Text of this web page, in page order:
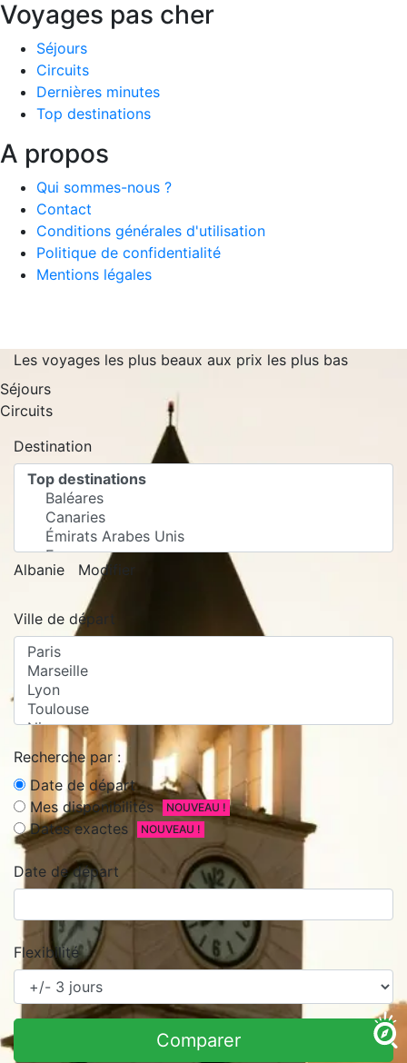
Voyages pas cher
Séjours
Circuits
Dernières minutes
Top destinations
A propos
Qui sommes-nous ?
Contact
Conditions générales d'utilisation
Politique de confidentialité
Mentions légales
Les voyages les plus beaux aux prix les plus bas
Séjours
Circuits
Destination
Albanie Modifier
Ville de départ
Recherche par :
Date de départ
Mes disponibilités
NOUVEAU !
Dates exactes NOUVEAU !
Date de départ
Flexibilité
Comparer